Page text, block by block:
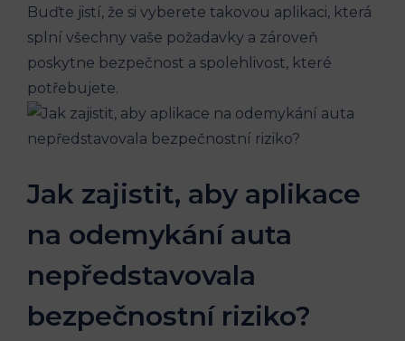
Buďte jistí, že si vyberete takovou aplikaci, která
splní všechny vaše požadavky a zároveň
poskytne bezpečnost a spolehlivost, které
potřebujete.
Jak zajistit, aby aplikace
na odemykání auta
nepředstavovala
bezpečnostní riziko?